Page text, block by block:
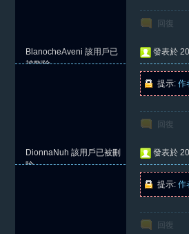
回復
BlanocheAveni 該用戶已
被刪除
發表於
提示: 作
回復
DionnaNuh 該用戶已被刪
除
發表於
提示: 作
回復